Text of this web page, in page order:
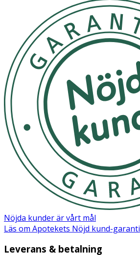
Nöjda kunder är vårt mål
Läs om Apotekets Nöjd kund-garanti
Leverans & betalning